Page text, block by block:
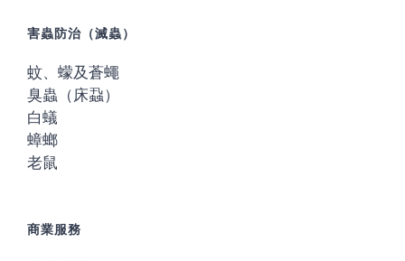
害蟲防治（滅蟲）
蚊、蠓及蒼蠅
臭蟲（床蝨）
白蟻
蟑螂
老鼠
商業服務